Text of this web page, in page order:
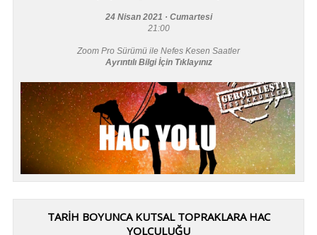
24 Nisan 2021 · Cumartesi
21:00
Zoom Pro Sürümü ile Nefes Kesen Saatler
Ayrıntılı Bilgi İçin Tıklayınız
TARİH BOYUNCA KUTSAL TOPRAKLARA HAC
YOLCULUĞU